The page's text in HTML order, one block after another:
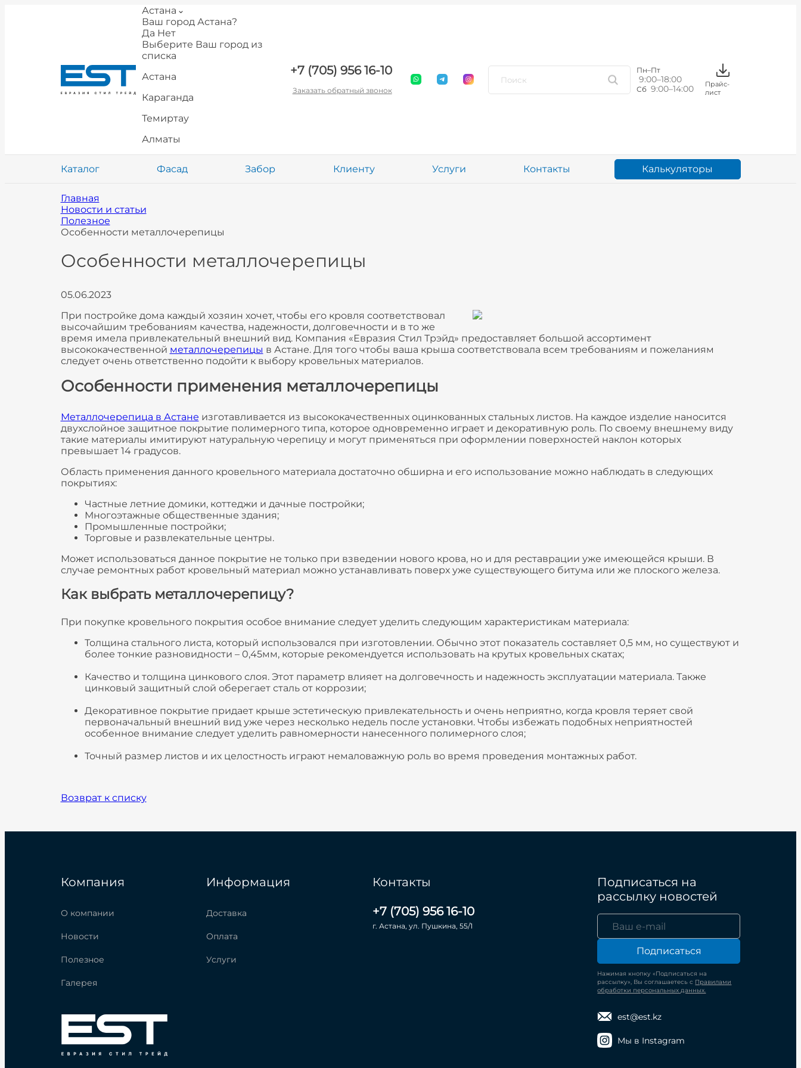
Астана
Ваш город Астана?
Да Нет
Выберите Ваш город из
списка
Астана
Караганда
Темиртау
Алматы
+7 (705) 956 16-10
Заказать обратный звонок
Пн–Пт
9:00–18:00
Сб 9:00–14:00
Прайс-
лист
Каталог Фасад Забор Клиенту Услуги Контакты Калькуляторы
Главная
Новости и статьи
Полезное
Особенности металлочерепицы
Особенности металлочерепицы
05.06.2023
При постройке дома каждый хозяин хочет, чтобы его кровля соответствовал
высочайшим требованиям качества, надежности, долговечности и в то же
время имела привлекательный внешний вид. Компания «Евразия Стил Трэйд» предоставляет большой ассортимент
высококачественной металлочерепицы в Астане. Для того чтобы ваша крыша соответствовала всем требованиям и пожеланиям
следует очень ответственно подойти к выбору кровельных материалов.
Особенности применения металлочерепицы
Металлочерепица в Астане изготавливается из высококачественных оцинкованных стальных листов. На каждое изделие наносится
двухслойное защитное покрытие полимерного типа, которое одновременно играет и декоративную роль. По своему внешнему виду
такие материалы имитируют натуральную черепицу и могут применяться при оформлении поверхностей наклон которых
превышает 14 градусов.
Область применения данного кровельного материала достаточно обширна и его использование можно наблюдать в следующих
покрытиях:
Частные летние домики, коттеджи и дачные постройки;
Многоэтажные общественные здания;
Промышленные постройки;
Торговые и развлекательные центры.
Может использоваться данное покрытие не только при взведении нового крова, но и для реставрации уже имеющейся крыши. В
случае ремонтных работ кровельный материал можно устанавливать поверх уже существующего битума или же плоского железа.
Как выбрать металлочерепицу?
При покупке кровельного покрытия особое внимание следует уделить следующим характеристикам материала:
Толщина стального листа, который использовался при изготовлении. Обычно этот показатель составляет 0,5 мм, но существуют и
более тонкие разновидности – 0,45мм, которые рекомендуется использовать на крутых кровельных скатах;
Качество и толщина цинкового слоя. Этот параметр влияет на долговечность и надежность эксплуатации материала. Также
цинковый защитный слой оберегает сталь от коррозии;
Декоративное покрытие придает крыше эстетическую привлекательность и очень неприятно, когда кровля теряет свой
первоначальный внешний вид уже через несколько недель после установки. Чтобы избежать подобных неприятностей
особенное внимание следует уделить равномерности нанесенного полимерного слоя;
Точный размер листов и их целостность играют немаловажную роль во время проведения монтажных работ.
Возврат к списку
Компания
О компании
Новости
Полезное
Галерея
Информация
Доставка
Оплата
Услуги
Контакты
+7 (705) 956 16-10
г. Астана, ул. Пушкина, 55/1
Подписаться на
рассылку новостей
Подписаться
Нажимая кнопку «Подписаться на
рассылку», Вы соглашаетесь с Правилами
обработки персональных данных.
est@est.kz
Мы в Instagram